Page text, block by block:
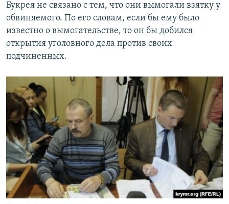
Букрея не связано с тем, что они вымогали взятку у
обвиняемого. По его словам, если бы ему было
известно о вымогательстве, то он бы добился
открытия уголовного дела против своих
подчиненных.